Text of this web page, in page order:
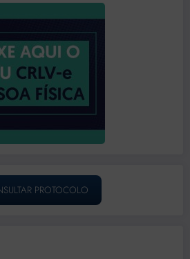
PROTOCOLO